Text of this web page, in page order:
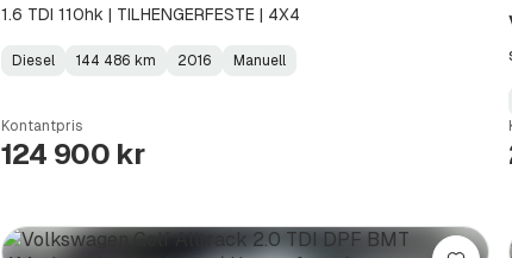
1.6 TDI 110hk | TILHENGERFESTE | 4X4
Fuel
Diesel
Kilometerstand:
144 486 km
Model
2016
Gearbox
Manuell
Kontantpris
124 900 kr